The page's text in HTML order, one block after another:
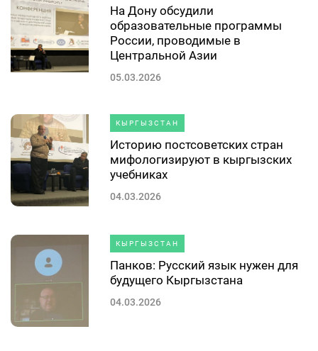
На Дону обсудили
образовательные программы
России, проводимые в
Центральной Азии
05.03.2026
КЫРГЫЗСТАН
Историю постсоветских стран
мифологизируют в кыргызских
учебниках
04.03.2026
КЫРГЫЗСТАН
Панков: Русский язык нужен для
будущего Кыргызстана
04.03.2026